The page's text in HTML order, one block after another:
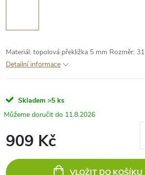
Materiál: topolová překližka 5 mm Rozměr:
Detailní informace
Skladem >5 ks
11.8.2026
909 Kč
cena:
VLOŽIT DO KOŠÍKU